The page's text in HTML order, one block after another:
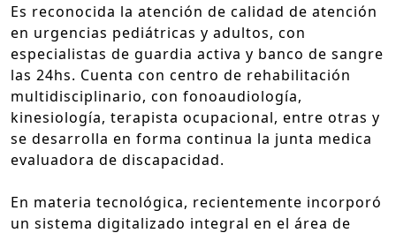
Es reconocida la atención de calidad de atención
en urgencias pediátricas y adultos, con
especialistas de guardia activa y banco de sangre
las 24hs. Cuenta con centro de rehabilitación
multidisciplinario, con fonoaudiología,
kinesiología, terapista ocupacional, entre otras y
se desarrolla en forma continua la junta medica
evaluadora de discapacidad.
En materia tecnológica, recientemente incorporó
un sistema digitalizado integral en el área de